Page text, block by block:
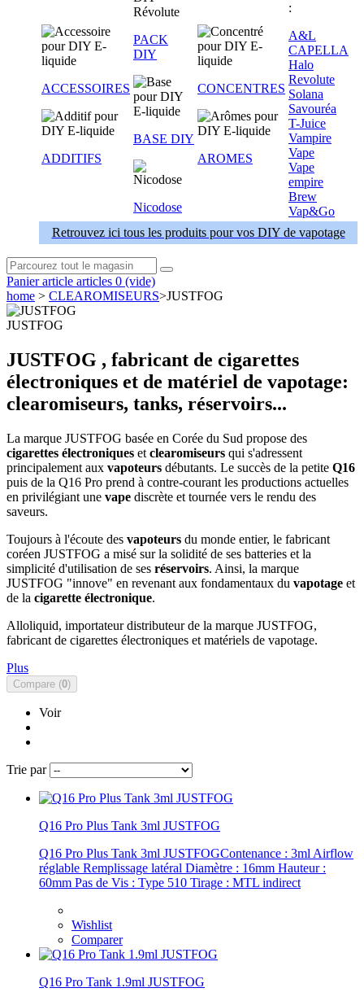
ACCESSOIRES
ADDITIFS
PACK
DIY
BASE DIY
Nicodose
CONCENTRES
AROMES
:
A&L
CAPELLA
Halo
Revolute
Solana
Savouréa
T-Juice
Vampire
Vape
Vape
empire
Brew
Vap&Go
Retrouvez ici tous les produits pour vos DIY de vapotage
Panier article articles 0 (vide)
home > CLEAROMISEURS>JUSTFOG
JUSTFOG
JUSTFOG , fabricant de cigarettes
électroniques et de matériel de vapotage:
clearomiseurs, tanks, réservoirs...
La marque JUSTFOG basée en Corée du Sud propose des
cigarettes électroniques et clearomiseurs qui s'adressent
principalement aux vapoteurs débutants. Le succès de la petite Q16
puis de la Q16 Pro prend à contre-courant les productions actuelles
en privilégiant une vape discrète et tournée vers le rendu des
saveurs.
Toujours à l'écoute des vapoteurs du monde entier, le fabricant
coréen JUSTFOG a misé sur la solidité de ses batteries et la
simplicité d'utilisation de ses réservoirs. Ainsi, la marque
JUSTFOG "innove" en revenant aux fondamentaux du vapotage et
de la cigarette électronique.
Alloliquid, importateur distributeur de la marque JUSTFOG,
fabricant de cigarettes électroniques et matériels de vapotage.
Plus
Compare (0)
Voir
Trie par
Q16 Pro Plus Tank 3ml JUSTFOG
Q16 Pro Plus Tank 3ml JUSTFOGContenance : 3ml Airflow
réglable Remplissage latéral Diamètre : 16mm Hauteur :
60mm Pas de Vis : Type 510 Tirage : MTL indirect
Wishlist
Comparer
Q16 Pro Tank 1.9ml JUSTFOG